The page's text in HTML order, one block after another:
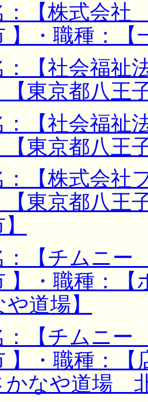
：【株式会
】・職種：【
：【社会福
【東京都八王
：【社会福
【東京都八王
：【株式会社
【東京都八王
：【チムニ
】・職種：
道場】
：【チムニ
】・職種：
かなや道場